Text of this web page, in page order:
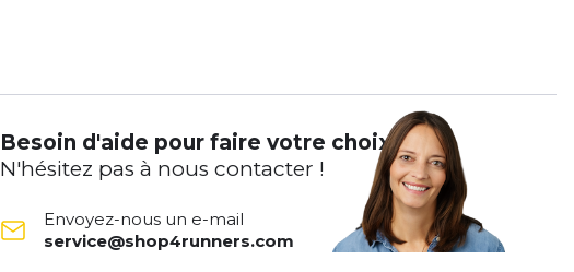
Besoin d'aide pour faire votre choix ?
N'hésitez pas à nous contacter !
Envoyez-nous un e-mail
service@shop4runners.com